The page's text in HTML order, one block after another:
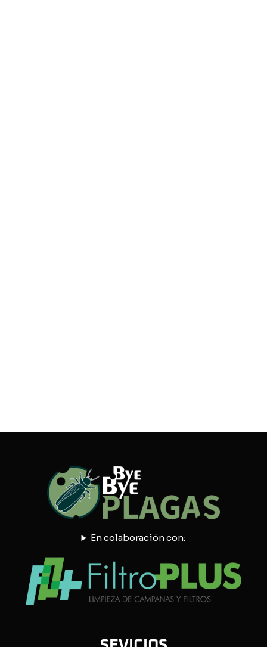
En colaboración con: